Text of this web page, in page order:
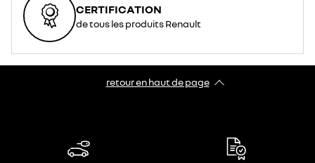
CERTIFICATION
de tous les produits Renault
retour en haut de page​